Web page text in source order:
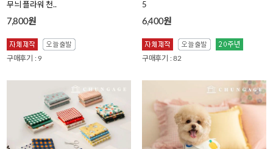
무늬 플라워 천..
7,800원
구매후기 : 9
5
6,400원
구매후기 : 82